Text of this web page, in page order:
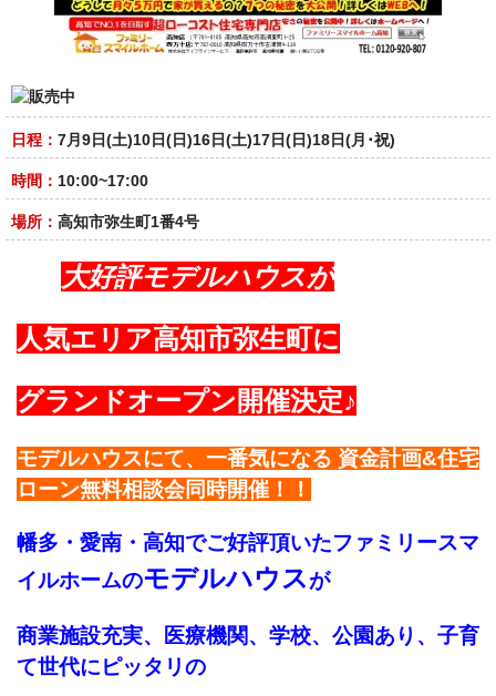
日程： 7月9日(土)10日(日)16日(土)17日(日)18日(月･祝)
時間： 10:00~17:00
場所： 高知市弥生町1番4号
大好評モデルハウスが
人気エリア高知市弥生町に
グランドオープン開催決定♪
モデルハウスにて、一番気になる 資金計画&住宅
ローン無料相談会同時開催！！
幡多・愛南・高知でご好評頂いたファミリースマ
イルホームのモデルハウスが
商業施設充実、医療機関、学校、公園あり、子育
て世代にピッタリの